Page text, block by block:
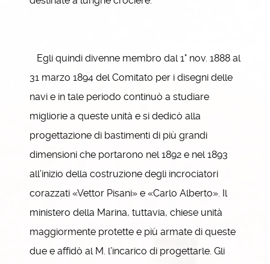
Egli quindi divenne membro dal 1° nov. 1888 al
31 marzo 1894 del Comitato per i disegni delle
navi e in tale periodo continuò a studiare
migliorie a queste unità e si dedicò alla
progettazione di bastimenti di più grandi
dimensioni che portarono nel 1892 e nel 1893
all’inizio della costruzione degli incrociatori
corazzati «Vettor Pisani» e «Carlo Alberto». Il
ministero della Marina, tuttavia, chiese unità
maggiormente protette e più armate di queste
due e affidò al M. l’incarico di progettarle. Gli